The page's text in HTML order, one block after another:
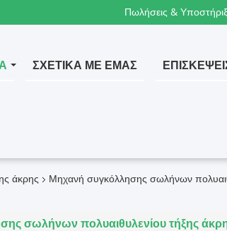
Πωλήσεις &
ΣΧΕΤΙΚΆ ΜΕ ΕΜΆΣ
άκρης
Μηχανή συγκόλλησης σωλήνων
σωλήνων πολυαιθυλενίου τήξης